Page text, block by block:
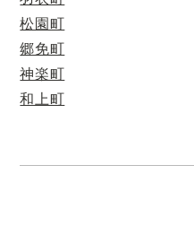
松園町
郷免町
神楽町
和上町